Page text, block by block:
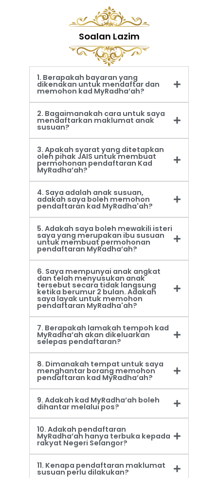
Soalan Lazim
1. Berapakah bayaran yang
dikenakan untuk mendaftar dan
memohon kad MyRadha’ah?
2. Bagaimanakah cara untuk saya
mendaftarkan maklumat anak
susuan?
3. Apakah syarat yang ditetapkan
oleh pihak JAIS untuk membuat
permohonan pendaftaran Kad
MyRadha’ah?
4. Saya adalah anak susuan,
adakah saya boleh memohon
pendaftaran kad MyRadha'ah?
5. Adakah saya boleh mewakili isteri
saya yang merupakan ibu susuan
untuk membuat permohonan
pendaftaran MyRadha’ah?
6. Saya mempunyai anak angkat
dan telah menyusukan anak
tersebut secara tidak langsung
ketika berumur 2 bulan. Adakah
saya layak untuk memohon
pendaftaran MyRadha'ah?
7. Berapakah lamakah tempoh kad
MyRadha’ah akan dikeluarkan
selepas pendaftaran?
8. Dimanakah tempat untuk saya
menghantar borang memohon
pendaftaran kad MyRadha’ah?
9. Adakah kad MyRadha’ah boleh
dihantar melalui pos?
10. Adakah pendaftaran
MyRadha’ah hanya terbuka kepada
rakyat Negeri Selangor?
11. Kenapa pendaftaran maklumat
susuan perlu dilakukan?